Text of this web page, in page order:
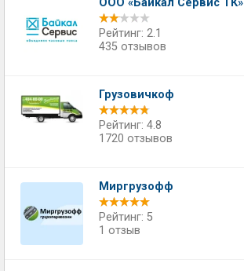
ООО «Байкал Сервис ТК»
Рейтинг: 2.1
435 отзывов
Грузовичкоф
Рейтинг: 4.8
1720 отзывов
Миргрузофф
Рейтинг: 5
1 отзыв